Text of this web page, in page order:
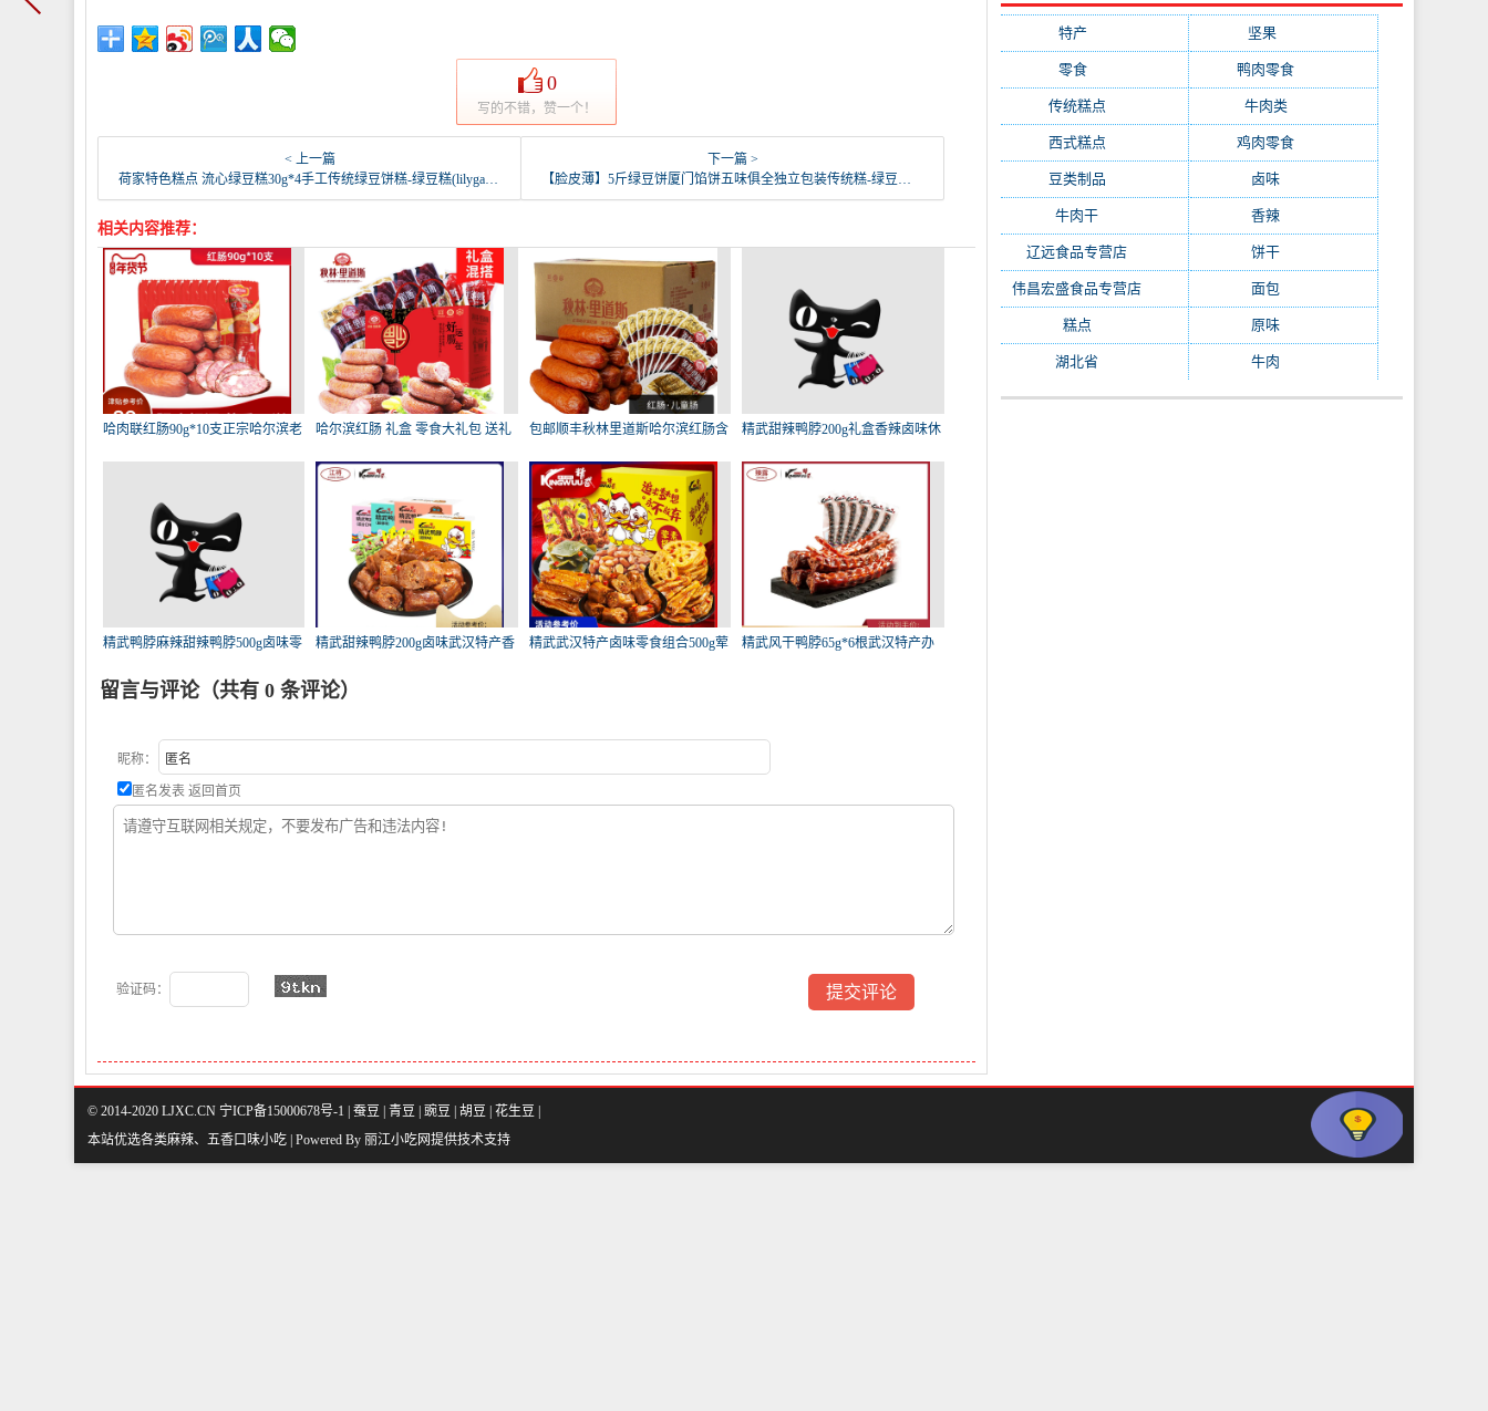
0
写的不错，赞一个！
< 上一篇
荷家特色糕点 流心绿豆糕30g*4手工传统绿豆饼糕-绿豆糕(lilygarden荷家旗舰店仅售16.8元)
下一篇 >
【脸皮薄】5斤绿豆饼厦门馅饼五味俱全独立包装传统糕-绿豆糕(贝莱力旗舰店仅售34.99元)
相关内容推荐：
哈肉联红肠90g*10支正宗哈尔滨老
字
哈尔滨红肠 礼盒 零食大礼包 送礼
包邮顺丰秋林里道斯哈尔滨红肠含
有
精武甜辣鸭脖200g礼盒香辣卤味休
闲
精武鸭脖麻辣甜辣鸭脖500g卤味零
精武甜辣鸭脖200g卤味武汉特产香
精武武汉特产卤味零食组合500g荤
精武风干鸭脖65g*6根武汉特产办
留言与评论（共有 0 条评论）
昵称：
匿名发表 返回首页
验证码：
旗舰店仅售86.5元)
舰店仅售50.7元)
特产 坚果(4309)
零食 鸭肉零食
传统糕点 牛肉类(555)
西式糕点 鸡肉零食
豆类制品 卤味
牛肉干 香辣
辽远食品专营店 饼干
伟昌宏盛食品专营店 面包
糕点 原味
湖北省 牛肉
© 2014-2020 LJXC.CN 宁ICP备15000678号-1 | 蚕豆 青豆 豌豆 胡豆 花生豆
本站优选各类麻辣、五香口味小吃 | Powered By 丽江小吃网提供技术支持